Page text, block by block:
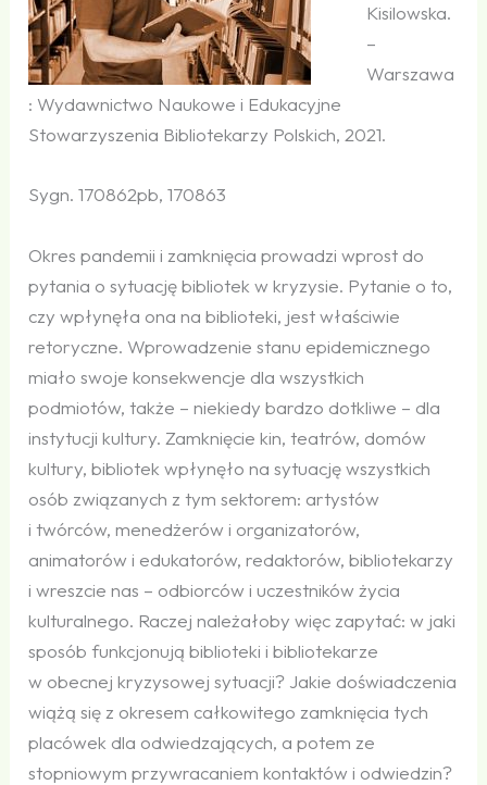
Kisilowska.
–
Warszawa
: Wydawnictwo Naukowe i Edukacyjne
Stowarzyszenia Bibliotekarzy Polskich, 2021.
Sygn. 170862pb, 170863
Okres pandemii i zamknięcia prowadzi wprost do
pytania o sytuację bibliotek w kryzysie. Pytanie o to,
czy wpłynęła ona na biblioteki, jest właściwie
retoryczne. Wprowadzenie stanu epidemicznego
miało swoje konsekwencje dla wszystkich
podmiotów, także – niekiedy bardzo dotkliwe – dla
instytucji kultury. Zamknięcie kin, teatrów, domów
kultury, bibliotek wpłynęło na sytuację wszystkich
osób związanych z tym sektorem: artystów
i twórców, menedżerów i organizatorów,
animatorów i edukatorów, redaktorów, bibliotekarzy
i wreszcie nas – odbiorców i uczestników życia
kulturalnego. Raczej należałoby więc zapytać: w jaki
sposób funkcjonują biblioteki i bibliotekarze
w obecnej kryzysowej sytuacji? Jakie doświadczenia
wiążą się z okresem całkowitego zamknięcia tych
placówek dla odwiedzających, a potem ze
stopniowym przywracaniem kontaktów i odwiedzin?